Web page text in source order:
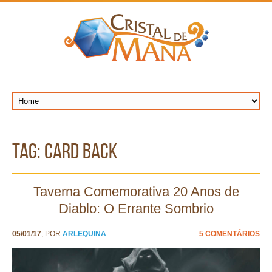
TAG: card back
Taverna Comemorativa 20 Anos de
Diablo: O Errante Sombrio
05/01/17, POR ARLEQUINA 5 COMENTÁRIOS